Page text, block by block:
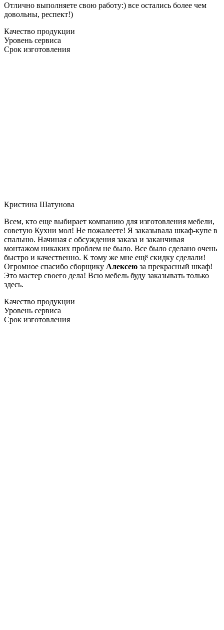
Отлично выполняете свою работу:) все остались более чем
довольны, респект!)
Качество продукции
Уровень сервиса
Срок изготовления
Кристина Шатунова
Всем, кто еще выбирает компанию для изготовления мебели,
советую Кухни мол! Не пожалеете! Я заказывала шкаф-купе в
спальню. Начиная с обсуждения заказа и заканчивая
монтажом никаких проблем не было. Все было сделано очень
быстро и качественно. К тому же мне ещё скидку сделали!
Огромное спасибо сборщику Алексею за прекрасный шкаф!
Это мастер своего дела! Всю мебель буду заказывать только
здесь.
Качество продукции
Уровень сервиса
Срок изготовления